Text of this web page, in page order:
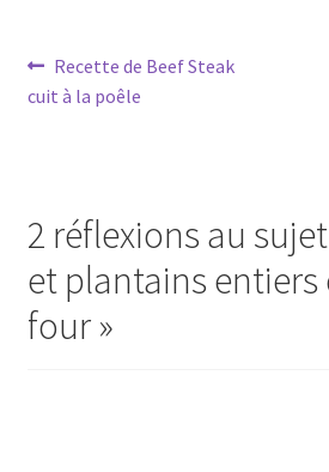
Navigation
de
Article
précédent :
Recette de Beef Steak
cuit à la poêle
2 réflexions au
et plantains entiers
four»